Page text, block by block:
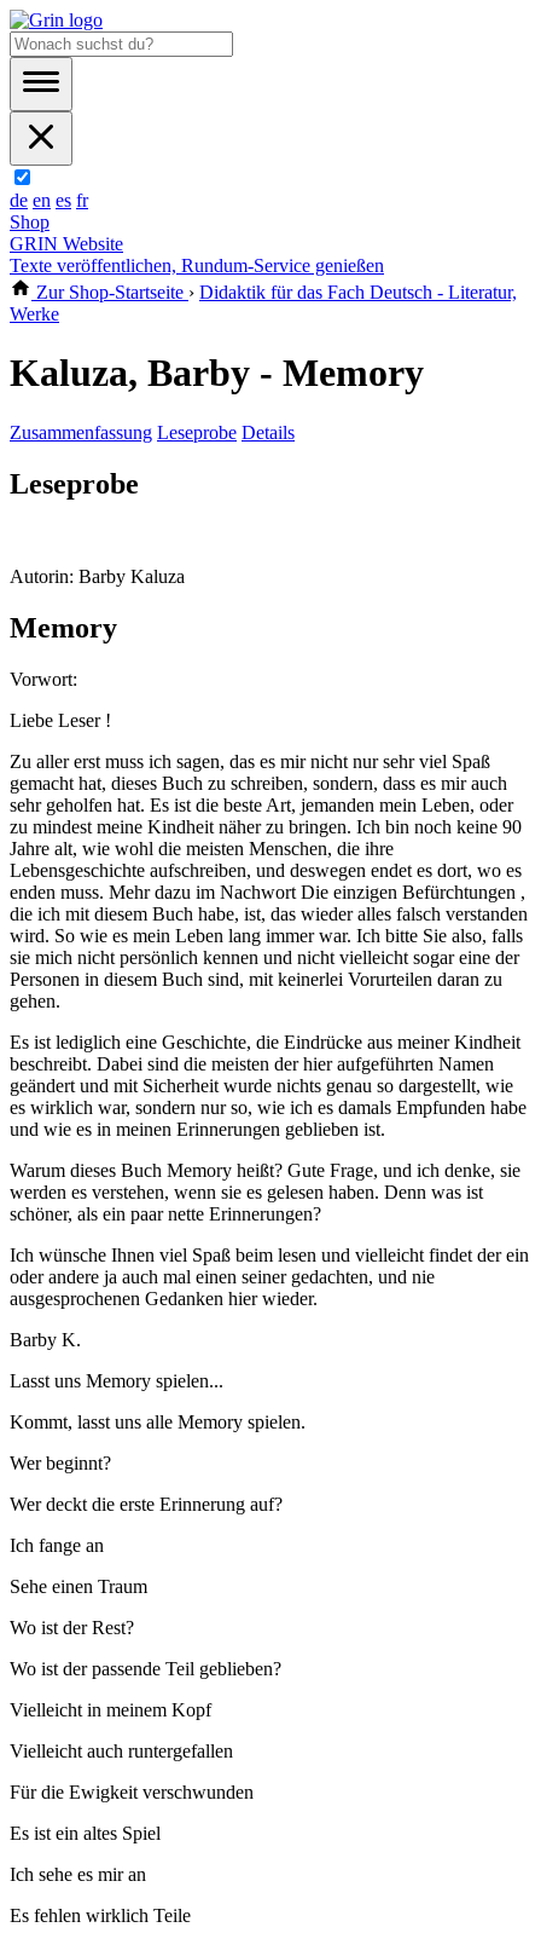
de en es fr
Shop
GRIN Website
Texte veröffentlichen, Rundum-Service genießen
Zur Shop-Startseite › Didaktik für das Fach Deutsch - Literatur,
Werke
Kaluza, Barby - Memory
Zusammenfassung Leseprobe Details
Leseprobe
Autorin: Barby Kaluza
Memory
Vorwort:
Liebe Leser !
Zu aller erst muss ich sagen, das es mir nicht nur sehr viel Spaß
gemacht hat, dieses Buch zu schreiben, sondern, dass es mir auch
sehr geholfen hat. Es ist die beste Art, jemanden mein Leben, oder
zu mindest meine Kindheit näher zu bringen. Ich bin noch keine 90
Jahre alt, wie wohl die meisten Menschen, die ihre
Lebensgeschichte aufschreiben, und deswegen endet es dort, wo es
enden muss. Mehr dazu im Nachwort Die einzigen Befürchtungen ,
die ich mit diesem Buch habe, ist, das wieder alles falsch verstanden
wird. So wie es mein Leben lang immer war. Ich bitte Sie also, falls
sie mich nicht persönlich kennen und nicht vielleicht sogar eine der
Personen in diesem Buch sind, mit keinerlei Vorurteilen daran zu
gehen.
Es ist lediglich eine Geschichte, die Eindrücke aus meiner Kindheit
beschreibt. Dabei sind die meisten der hier aufgeführten Namen
geändert und mit Sicherheit wurde nichts genau so dargestellt, wie
es wirklich war, sondern nur so, wie ich es damals Empfunden habe
und wie es in meinen Erinnerungen geblieben ist.
Warum dieses Buch Memory heißt? Gute Frage, und ich denke, sie
werden es verstehen, wenn sie es gelesen haben. Denn was ist
schöner, als ein paar nette Erinnerungen?
Ich wünsche Ihnen viel Spaß beim lesen und vielleicht findet der ein
oder andere ja auch mal einen seiner gedachten, und nie
ausgesprochenen Gedanken hier wieder.
Barby K.
Lasst uns Memory spielen...
Kommt, lasst uns alle Memory spielen.
Wer beginnt?
Wer deckt die erste Erinnerung auf?
Ich fange an
Sehe einen Traum
Wo ist der Rest?
Wo ist der passende Teil geblieben?
Vielleicht in meinem Kopf
Vielleicht auch runtergefallen
Für die Ewigkeit verschwunden
Es ist ein altes Spiel
Ich sehe es mir an
Es fehlen wirklich Teile